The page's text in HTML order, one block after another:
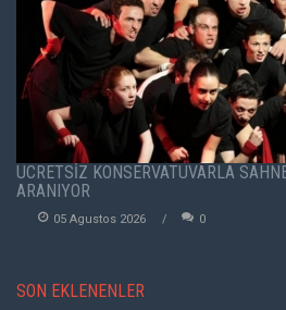
ÜCRETSİZ KONSERVATUVARLA
ARANIYOR
05 Agustos 2026 0
SON EKLENENLER